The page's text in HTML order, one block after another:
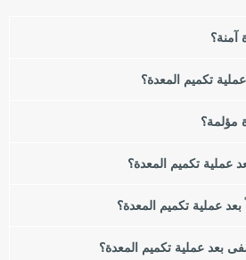
والأسباب ، من الاستهلاك المفرط
من زيادة الوزن أو السمنة عن طرق
لفقدان الوزن. في هذه المقالة سوف
الوزن والسمنة ، نقترح عليك قراءة
آمنة؟
تكميم المعدة؟
مؤلمة؟
عملية تكميم المعدة؟
عملية تكميم المعدة؟
بعد عملية تكميم المعدة؟